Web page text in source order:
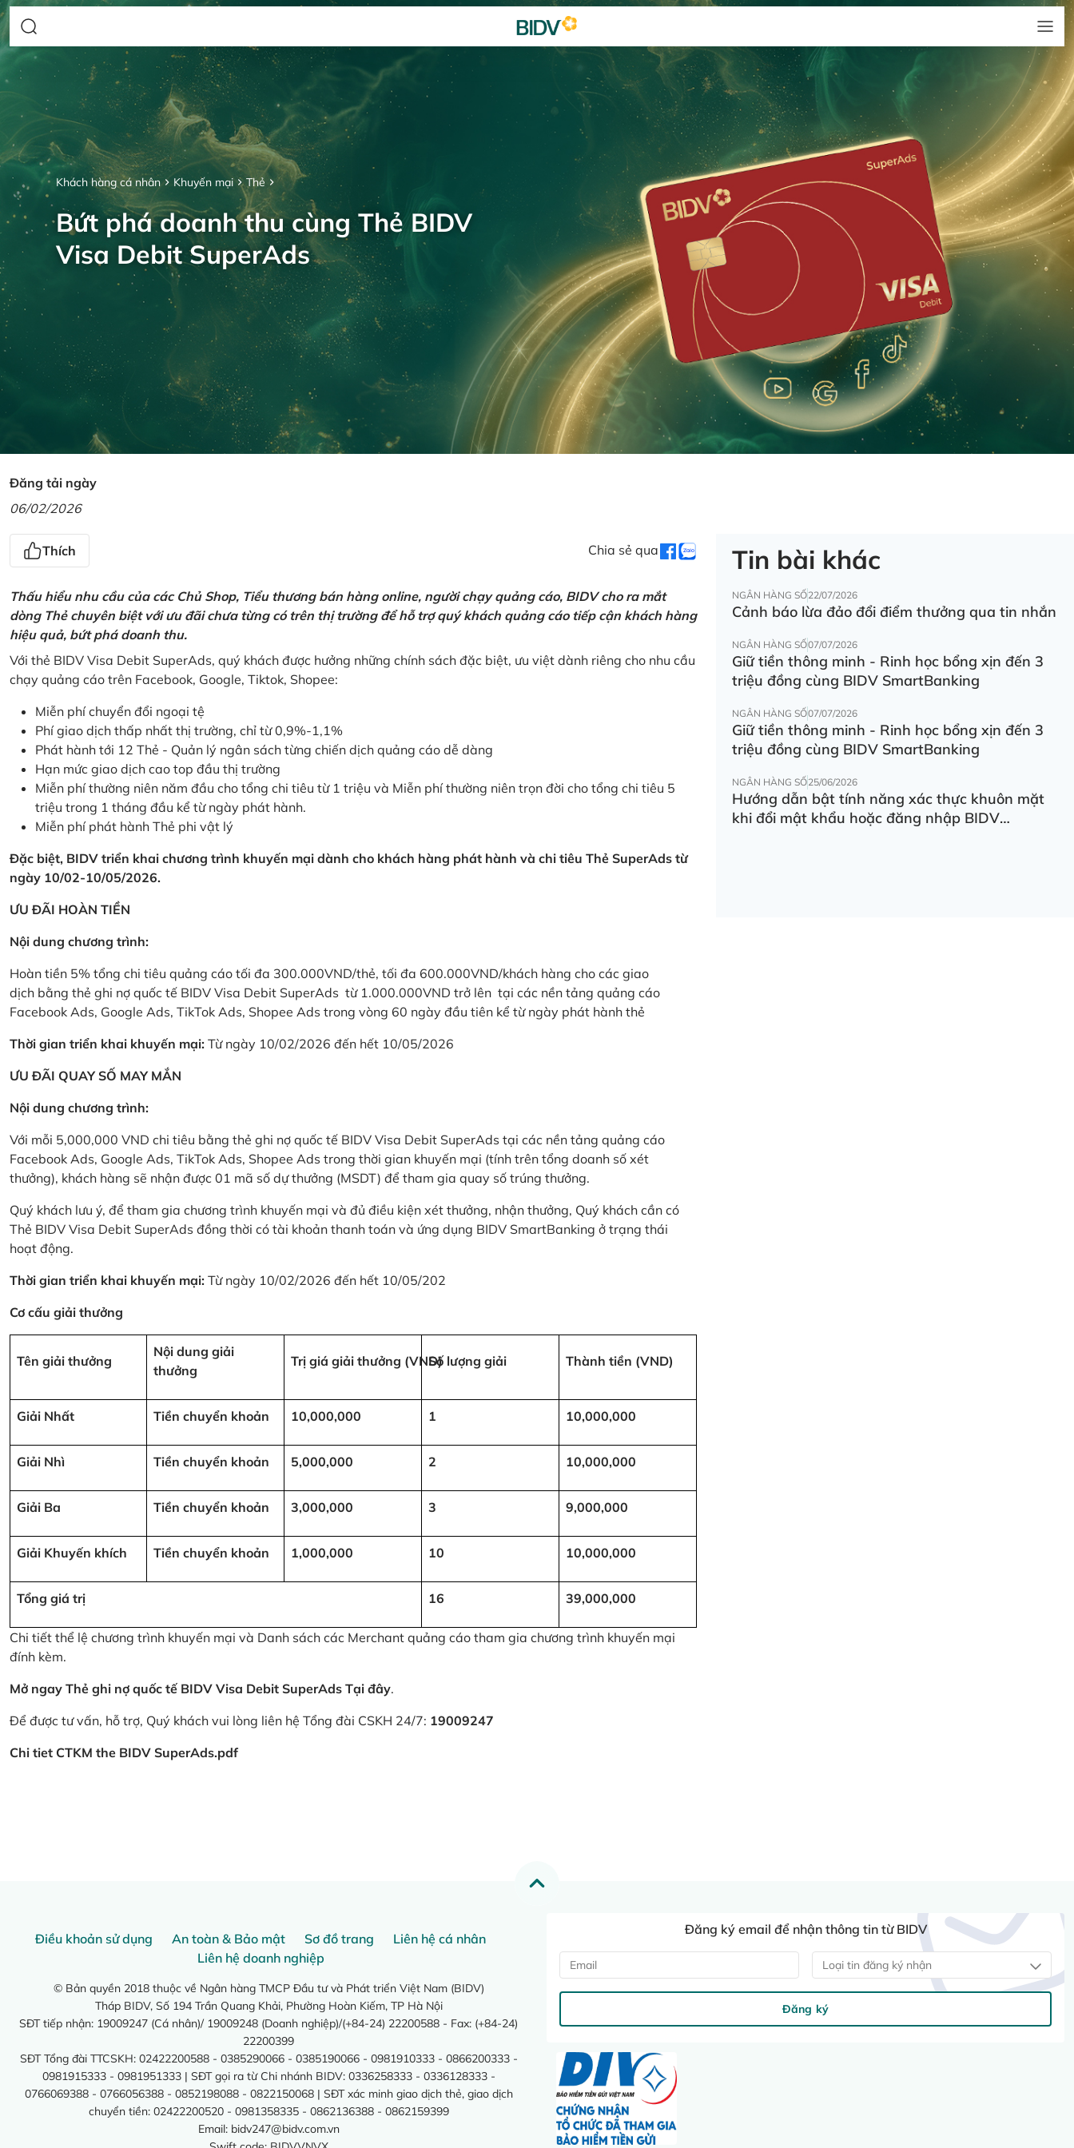
Khách hàng cá nhân Khuyến mại Thẻ
Bứt phá doanh thu cùng Thẻ BIDV
Visa Debit SuperAds
Đăng tải ngày
06/02/2026
Thích Chia sẻ qua
Thấu hiểu nhu cầu của các Chủ Shop, Tiểu thương bán hàng online, người chạy quảng cáo, BIDV cho ra mắt
dòng Thẻ chuyên biệt với ưu đãi chưa từng có trên thị trường để hỗ trợ quý khách quảng cáo tiếp cận khách hàng
hiệu quả, bứt phá doanh thu.
Với thẻ BIDV Visa Debit SuperAds, quý khách được hưởng những chính sách đặc biệt, ưu việt dành riêng cho nhu cầu
chạy quảng cáo trên Facebook, Google, Tiktok, Shopee:
Miễn phí chuyển đổi ngoại tệ
Phí giao dịch thấp nhất thị trường, chỉ từ 0,9%-1,1%
Phát hành tới 12 Thẻ - Quản lý ngân sách từng chiến dịch quảng cáo dễ dàng
Hạn mức giao dịch cao top đầu thị trường
Miễn phí thường niên năm đầu cho tổng chi tiêu từ 1 triệu và Miễn phí thường niên trọn đời cho tổng chi tiêu 5
triệu trong 1 tháng đầu kể từ ngày phát hành.
Miễn phí phát hành Thẻ phi vật lý
Đặc biệt, BIDV triển khai chương trình khuyến mại dành cho khách hàng phát hành và chi tiêu Thẻ SuperAds từ
ngày 10/02-10/05/2026.
ƯU ĐÃI HOÀN TIỀN
Nội dung chương trình:
Hoàn tiền 5% tổng chi tiêu quảng cáo tối đa 300.000VND/thẻ, tối đa 600.000VND/khách hàng cho các giao
dịch bằng thẻ ghi nợ quốc tế BIDV Visa Debit SuperAds từ 1.000.000VND trở lên tại các nền tảng quảng cáo
Facebook Ads, Google Ads, TikTok Ads, Shopee Ads trong vòng 60 ngày đầu tiên kể từ ngày phát hành thẻ
Thời gian triển khai khuyến mại: Từ ngày 10/02/2026 đến hết 10/05/2026
ƯU ĐÃI QUAY SỐ MAY MẮN
Nội dung chương trình:
Với mỗi 5,000,000 VND chi tiêu bằng thẻ ghi nợ quốc tế BIDV Visa Debit SuperAds tại các nền tảng quảng cáo
Facebook Ads, Google Ads, TikTok Ads, Shopee Ads trong thời gian khuyến mại (tính trên tổng doanh số xét
thưởng), khách hàng sẽ nhận được 01 mã số dự thưởng (MSDT) để tham gia quay số trúng thưởng.
Quý khách lưu ý, để tham gia chương trình khuyến mại và đủ điều kiện xét thưởng, nhận thưởng, Quý khách cần có
Thẻ BIDV Visa Debit SuperAds đồng thời có tài khoản thanh toán và ứng dụng BIDV SmartBanking ở trạng thái
hoạt động.
Thời gian triển khai khuyến mại: Từ ngày 10/02/2026 đến hết 10/05/202
Cơ cấu giải thưởng
Tên giải thưởng
Nội dung giải
thưởng
Trị giá giải thưởng (VND)Số lượng giải Thành tiền (VND)
Giải Nhất Tiền chuyển khoản 10,000,000 1 10,000,000
Giải Nhì Tiền chuyển khoản 5,000,000 2 10,000,000
Giải Ba Tiền chuyển khoản 3,000,000 3 9,000,000
Giải Khuyến khích Tiền chuyển khoản 1,000,000 10 10,000,000
Tổng giá trị 16 39,000,000
Chi tiết thể lệ chương trình khuyến mại và Danh sách các Merchant quảng cáo tham gia chương trình khuyến mại
đính kèm.
Mở ngay Thẻ ghi nợ quốc tế BIDV Visa Debit SuperAds Tại đây.
Để được tư vấn, hỗ trợ, Quý khách vui lòng liên hệ Tổng đài CSKH 24/7: 19009247
Chi tiet CTKM the BIDV SuperAds.pdf
Tin bài khác
NGÂN HÀNG SỐ22/07/2026
Cảnh báo lừa đảo đổi điểm thưởng qua tin nhắn
NGÂN HÀNG SỐ07/07/2026
Giữ tiền thông minh - Rinh học bổng xịn đến 3
triệu đồng cùng BIDV SmartBanking
NGÂN HÀNG SỐ07/07/2026
Giữ tiền thông minh - Rinh học bổng xịn đến 3
triệu đồng cùng BIDV SmartBanking
NGÂN HÀNG SỐ25/06/2026
Hướng dẫn bật tính năng xác thực khuôn mặt
khi đổi mật khẩu hoặc đăng nhập BIDV
Điều khoản sử dụng An toàn & Bảo mật Sơ đồ trang
Liên hệ cá nhân
Liên hệ doanh nghiệp
© Bản quyền 2018 thuộc về Ngân hàng TMCP Đầu tư và Phát triển Việt Nam (BIDV)
Tháp BIDV, Số 194 Trần Quang Khải, Phường Hoàn Kiếm, TP Hà Nội
SĐT tiếp nhận: 19009247 (Cá nhân)/ 19009248 (Doanh nghiệp)/(+84-24) 22200588 - Fax: (+84-24)
22200399
SĐT Tổng đài TTCSKH: 02422200588 - 0385290066 - 0385190066 - 0981910333 - 0866200333 -
0981915333 - 0981951333 | SĐT gọi ra từ Chi nhánh BIDV: 0336258333 - 0336128333 -
0766069388 - 0766056388 - 0852198088 - 0822150068 | SĐT xác minh giao dịch thẻ, giao dịch
chuyển tiền: 02422200520 - 0981358335 - 0862136388 - 0862159399
Email: bidv247@bidv.com.vn
Đăng ký email để nhận thông tin từ BIDV
Loại tin đăng ký nhận
Đăng ký